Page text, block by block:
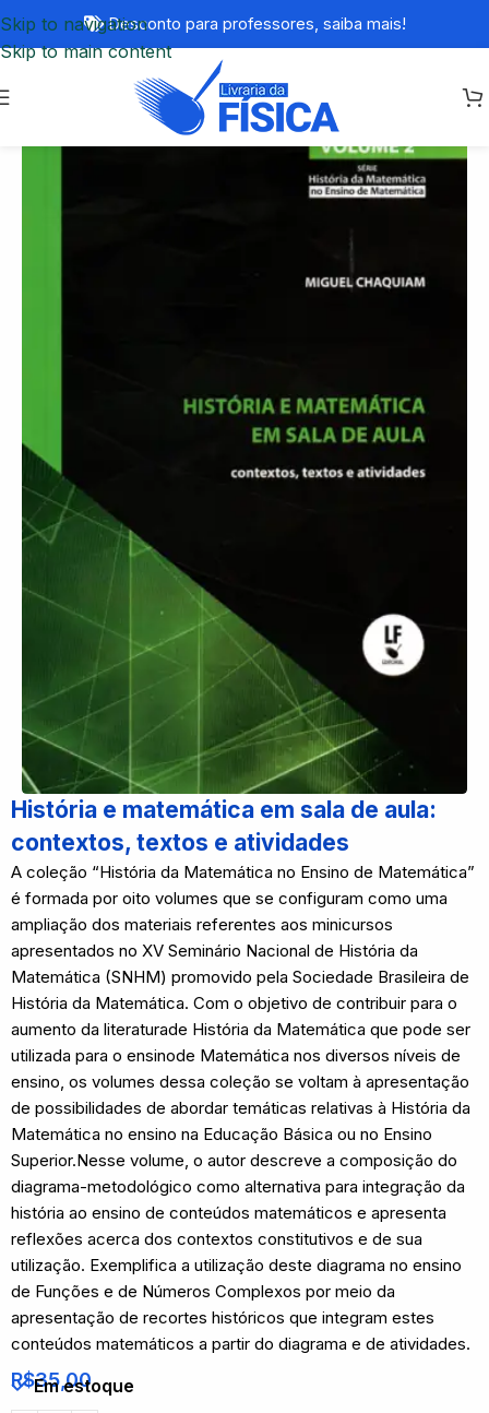
Skip to navigation
Skip to main content
Desconto para professores, saiba mais!
História e matemática em sala de aula:
contextos, textos e atividades
A coleção “História da Matemática no Ensino de Matemática”
é formada por oito volumes que se configuram como uma
ampliação dos materiais referentes aos minicursos
apresentados no XV Seminário Nacional de História da
Matemática (SNHM) promovido pela Sociedade Brasileira de
História da Matemática. Com o objetivo de contribuir para o
aumento da literaturade História da Matemática que pode ser
utilizada para o ensinode Matemática nos diversos níveis de
ensino, os volumes dessa coleção se voltam à apresentação
de possibilidades de abordar temáticas relativas à História da
Matemática no ensino na Educação Básica ou no Ensino
Superior.Nesse volume, o autor descreve a composição do
diagrama-metodológico como alternativa para integração da
história ao ensino de conteúdos matemáticos e apresenta
reflexões acerca dos contextos constitutivos e de sua
utilização. Exemplifica a utilização deste diagrama no ensino
de Funções e de Números Complexos por meio da
apresentação de recortes históricos que integram estes
conteúdos matemáticos a partir do diagrama e de atividades.
R$35,00
Em estoque